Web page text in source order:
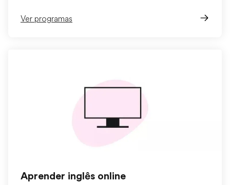
Ver programas
Aprender inglês online